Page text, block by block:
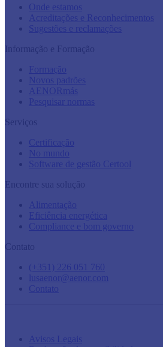
Onde estamos
Acreditações e Reconhecimentos
Sugestões e reclamações
Informação e Formação
Formação
Novos padrões
AENORmás
Pesquisar normas
Serviços
Certificação
No mundo
Software de gestão Certool
Encontre sua solução
Alimentação
Eficiência energética
Compliance e bom governo
Contato
(+351) 226 051 760
lusaenor@aenor.com
Contato
Avisos Legais